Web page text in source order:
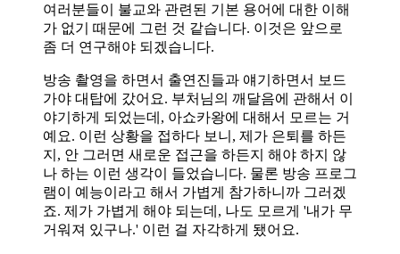
여러분들이 불교와 관련된 기본 용어에 대한 이해
가 없기 때문에 그런 것 같습니다. 이것은 앞으로
좀 더 연구해야 되겠습니다.
방송 촬영을 하면서 출연진들과 얘기하면서 보드
가야 대탑에 갔어요. 부처님의 깨달음에 관해서 이
야기하게 되었는데, 아쇼카왕에 대해서 모르는 거
예요. 이런 상황을 접하다 보니, 제가 은퇴를 하든
지, 안 그러면 새로운 접근을 하든지 해야 하지 않
나 하는 이런 생각이 들었습니다. 물론 방송 프로그
램이 예능이라고 해서 가볍게 참가하니까 그러겠
죠. 제가 가볍게 해야 되는데, 나도 모르게 '내가 무
거워져 있구나.' 이런 걸 자각하게 됐어요.